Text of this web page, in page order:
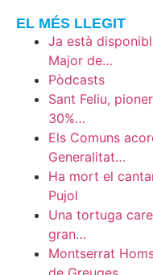
EL MÉS LLEGIT
Ja està
Major de…
Pòdcasts
Sant Feliu,
30%…
Els Comuns
Generalitat…
Ha mort el
Pujol
Una tortuga
gran…
Montserrat